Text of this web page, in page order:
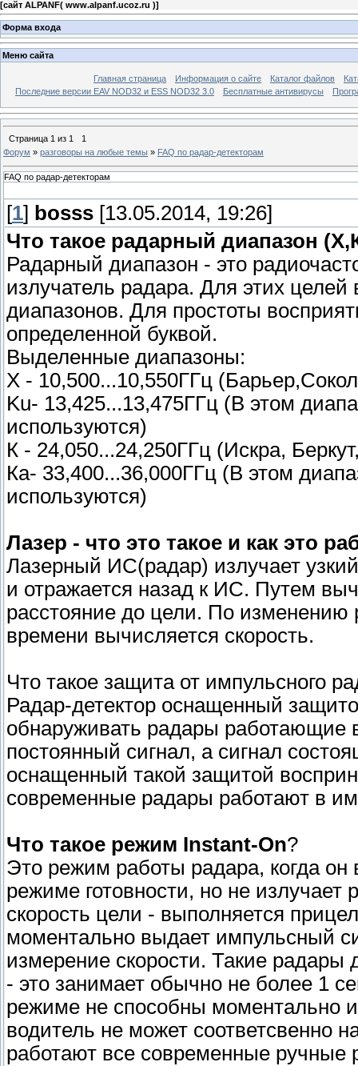
[сайт ALPANF( www.alpanf.ucoz.ru )]
Форма входа
Меню сайта
Главная страница Информация о сайте Каталог файлов
Последние версии EAV NOD32 и ESS NOD32 3.0
Бесплатные антивирусы
Страница 1 из 1
1
Форум » разговоры на любые темы » FAQ по радар-детекторам
FAQ по радар-детекторам
[1] bosss [13.05.2014, 19:26]
Что такое радарный диапазон
Радарный диапазон - это
излучатель радара. Для этих
диапазонов. Для простоты
определенной буквой.
Выделенные диапазоны:
Х - 10,500...10,550ГГц
Ku- 13,425...13,475ГГц (В этом
используются)
К - 24,050...24,250ГГц (Искра,
Ка- 33,400...36,000ГГц (В этом
используются)
Лазер - что это такое и как это
Лазерный ИС(радар) излучает
и отражается назад к ИС. Путем
расстояние до цели. По изменению
времени вычисляется скорость.
Что такое защита от импульсного
Радар-детектор оснащенный
обнаруживать радары
постоянный сигнал, а сигнал
оснащенный такой защитой
современные радары работают в
Что такое режим Instant-On?
Это режим работы радара, когда он
режиме готовности, но не
скорость цели - выполняется
моментально выдает импульсный
измерение скорости. Такие радары
- это занимает обычно не более 1
режиме не способны моментально
водитель не может соответсвенно
работают все современные ручные